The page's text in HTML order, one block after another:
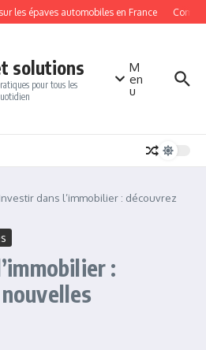
les épaves automobiles en France
solutions
pour tous les
M
en
u
Investir dans l’immobilier : découvrez
: